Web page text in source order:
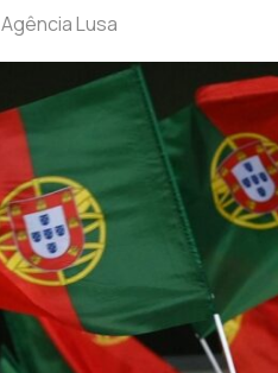
Agência Lusa